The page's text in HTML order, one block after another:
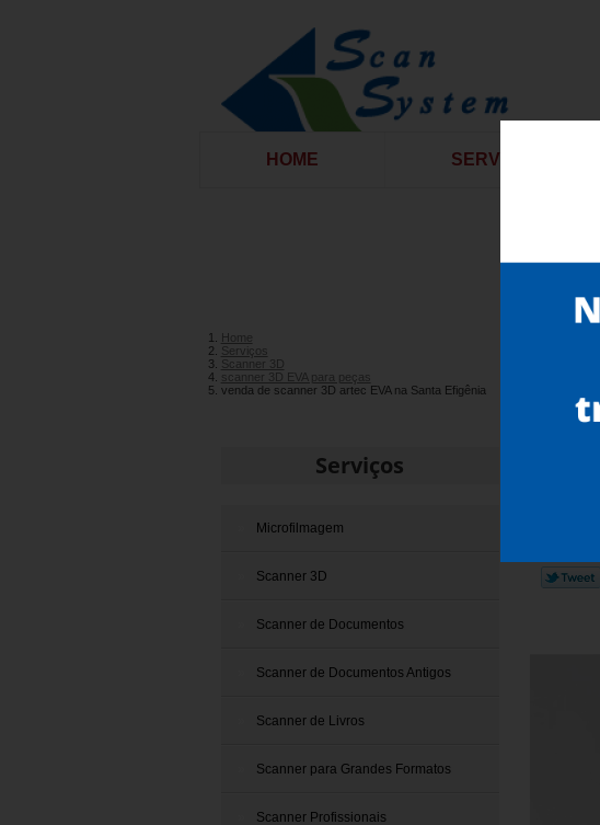
HOME SERVIÇOS
Home
Serviços
Scanner 3D
scanner 3D EVA para peças
venda de scanner 3D artec EVA na Santa Efigênia
Serviços
Microfilmagem
Scanner 3D
Scanner de Documentos
Scanner de Documentos Antigos
Scanner de Livros
Scanner para Grandes Formatos
Scanner Profissionais